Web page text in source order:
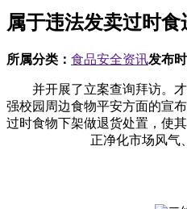
属于违法发卖过时食
所属分类： 食品安全资讯发布时
并开展了立案查询拜访。才
强校园周边食物平安方面的宣
过时食物下架做退货处置，使
正净化市场风气